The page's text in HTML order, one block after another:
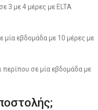
3 με 4 μέρες με ELTA
μία εβδομάδα με 10 μέρες με
περίπου σε μία εβδομάδα με